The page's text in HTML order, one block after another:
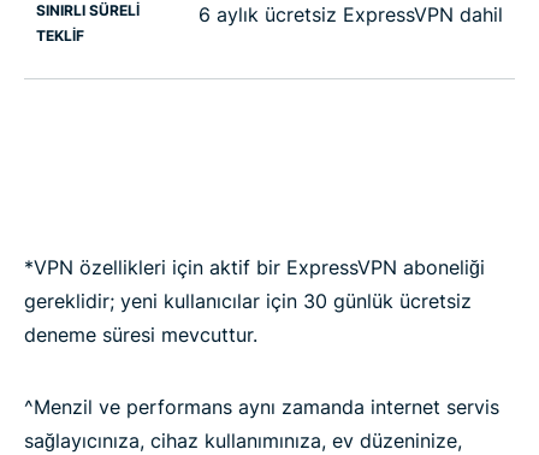
SINIRLI SÜRELI
TEKLIF
6 aylık ücretsiz ExpressVPN dahil
*VPN özellikleri için aktif bir ExpressVPN aboneliği
gereklidir; yeni kullanıcılar için 30 günlük ücretsiz
deneme süresi mevcuttur.
^Menzil ve performans aynı zamanda internet servis
sağlayıcınıza, cihaz kullanımınıza, ev düzeninize,